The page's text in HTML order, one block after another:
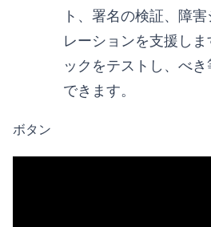
ト、署名の検証、障
レーションを支援し
ックをテストし、べ
できます。
ボタン